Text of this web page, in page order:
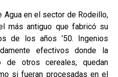
Agua en el sector de Rodeillo,
más antiguo que fabricó su
de los años ’50. Ingenios
efectivos donde la
de otros cereales, quedan
si fueran procesadas en el